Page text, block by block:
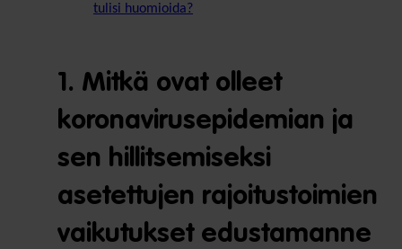
tulisi huomioida?
1. Mitkä ovat olleet
koronavirusepidemian ja
sen hillitsemiseksi
asetettujen rajoitustoimien
vaikutukset edustamanne